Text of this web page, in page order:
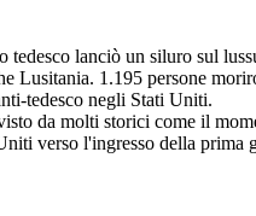
tedesco lanciò un siluro sul
Lusitania. 1.195 persone
tedesco negli Stati Uniti.
da molti storici come il
verso l'ingresso della prima